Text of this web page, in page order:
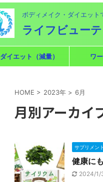
ボディメイク・ダイエット
ライフビュー
ダイエット（減量） ワ
HOME > 2023年 > 6月
月別アーカイ
サプリメント
健康に
2024/1/